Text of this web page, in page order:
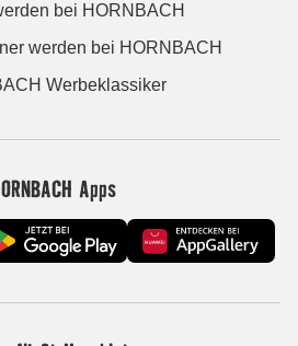
bei HORNBACH
werden bei HORNBACH
Werbeklassiker
Apps